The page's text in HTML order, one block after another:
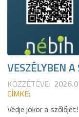
VESZÉLYBEN
KÖZZÉTÉVE:
CÍMKE:
Védje jókor a szőlőjét!